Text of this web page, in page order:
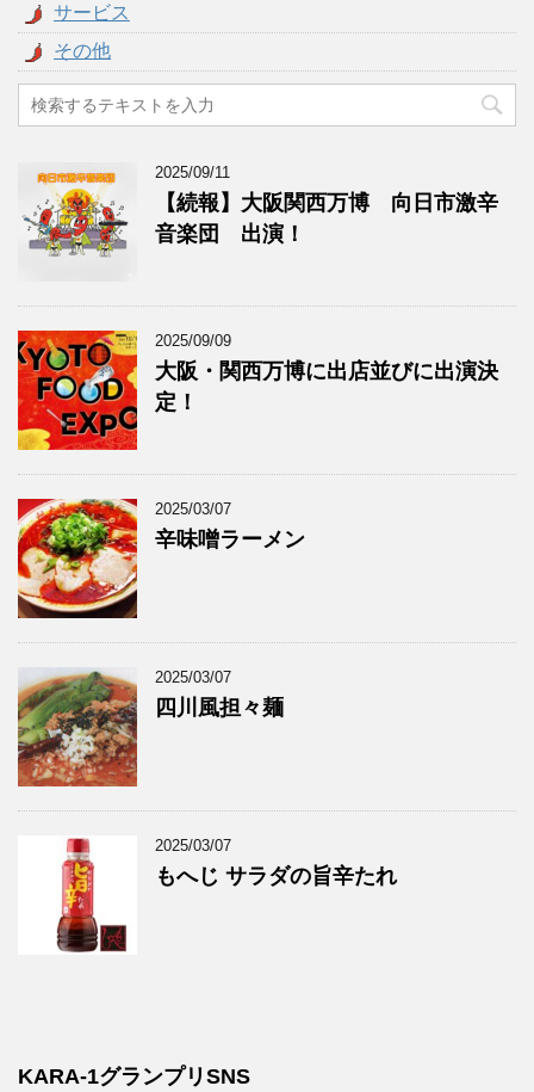
サービス
その他
2025/09/11
【続報】大阪関西万博 向日市激辛
音楽団 出演！
2025/09/09
大阪・関西万博に出店並びに出演決
定！
2025/03/07
辛味噌ラーメン
2025/03/07
四川風担々麺
2025/03/07
もへじ サラダの旨辛たれ
KARA-1グランプリSNS